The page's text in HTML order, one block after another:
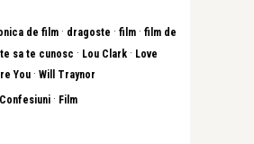
de film · dragoste · film · film de
sa te cunosc · Lou Clark · Love
You · Will Traynor
Confesiuni · Film